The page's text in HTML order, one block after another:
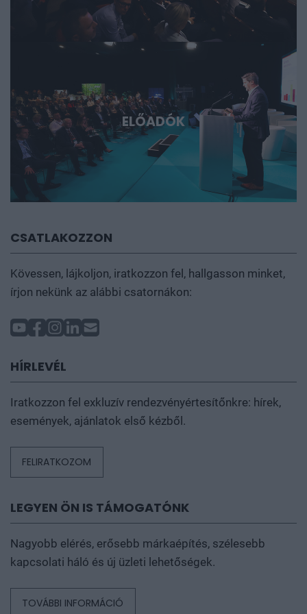
ELŐADÓK
CSATLAKOZZON
Kövessen, lájkoljon, iratkozzon fel, hallgasson minket,
írjon nekünk az alábbi csatornákon:
HÍRLEVÉL
Iratkozzon fel exkluzív rendezvényértesítőnkre: hírek,
események, ajánlatok első kézből.
FELIRATKOZOM
LEGYEN ÖN IS TÁMOGATÓNK
Nagyobb elérés, erősebb márkaépítés, szélesebb
kapcsolati háló és új üzleti lehetőségek.
TOVÁBBI INFORMÁCIÓ